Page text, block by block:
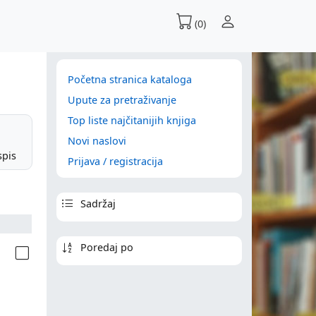
(0)
Početna stranica kataloga
Upute za pretraživanje
Top liste najčitanijih knjiga
Novi naslovi
Prijava / registracija
Sadržaj
Poredaj po